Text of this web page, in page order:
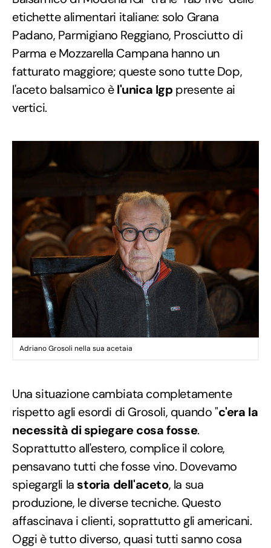
etichette alimentari italiane: solo Grana
Padano, Parmigiano Reggiano, Prosciutto di
Parma e Mozzarella Campana hanno un
fatturato maggiore; queste sono tutte Dop,
l'aceto balsamico èl'unica Igp presente ai
vertici.
Adriano Grosoli nella sua acetaia
Una situazione cambiata completamente
rispetto agli esordi di Grosoli, quando "c'era la
necessità di spiegare cosa fosse.
Soprattutto all'estero, complice il colore,
pensavano tutti che fosse vino. Dovevamo
spiegargli la storia dell'aceto, la sua
produzione, le diverse tecniche. Questo
affascinava i clienti, soprattutto gli americani.
Oggi è tutto diverso, quasi tutti sanno cosa